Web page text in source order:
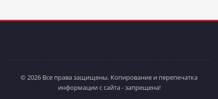
© 2026 Все права защищены. Копирование и перепечатка
информации с сайта - запрещена!